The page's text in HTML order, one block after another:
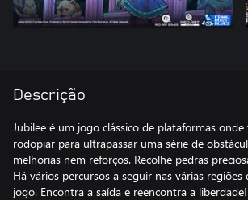
Descrição
Jubilee é um jogo clássico de plataformas
rodopiar para ultrapassar uma série de
melhorias nem reforços. Recolhe pedras
Há vários percursos a seguir nas várias
jogo. Encontra a saída e reencontra a liberdade!